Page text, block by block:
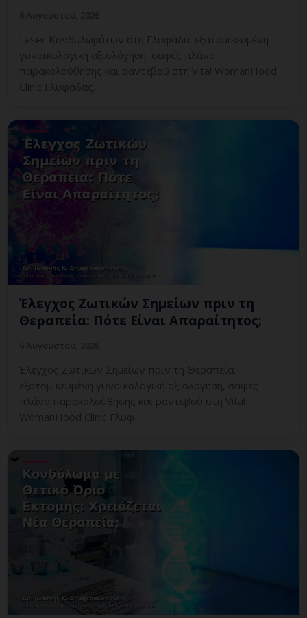
Laser Κονδυλωμάτων στη Γλυφάδα: εξατομικευμένη
γυναικολογική αξιολόγηση, σαφές πλάνο
παρακολούθησης και ραντεβού στη Vital WomanHood
Clinic Γλυφάδας.
Έλεγχος Ζωτικών Σημείων πριν τη
Θεραπεία: Πότε Είναι Απαραίτητος;
Έλεγχος Ζωτικών Σημείων πριν τη Θεραπεία:
εξατομικευμένη γυναικολογική αξιολόγηση, σαφές
πλάνο παρακολούθησης και ραντεβού στη Vital
WomanHood Clinic Γλυφ